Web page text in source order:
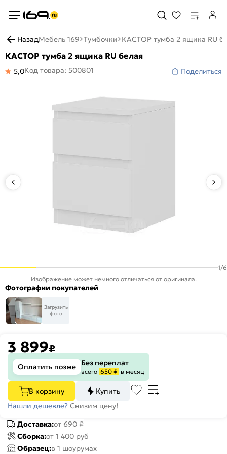
НазадМебель 169 Тумбочки КАСТОР тумба 2 ящика RU
КАСТОР тумба 2 ящика RU белая
5,0Код товара: 500801 Поделиться
1/6
Изображение может немного отличаться от оригинала.
Фотографии покупателей
Загрузить
фото
3 899₽
Оплатить позже Без переплат
всего 650 ₽ в месяц
В корзину
Купить
Нашли дешевле? Снизим цену!
Доставка:от 690 ₽
Сборка:от 1 400 руб
Образец:в 1 шоурумах